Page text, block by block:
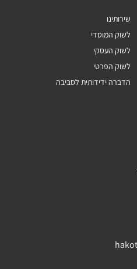
שירותינו
לשוק המוסדי
לשוק העסקי
לשוק הפרטי
הדברה ידידותית לסביבה